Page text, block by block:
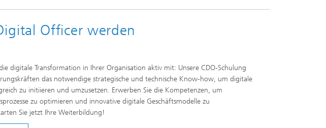
Officer werden
digitale Transformation in Ihrer Organisation aktiv mit: Unsere CDO-Schulung
das notwendige strategische und technische Know-how, um digitale
zu initiieren und umzusetzen. Erwerben Sie die Kompetenzen, um
zu optimieren und innovative digitale Geschäftsmodelle zu
Sie jetzt Ihre Weiterbildung!